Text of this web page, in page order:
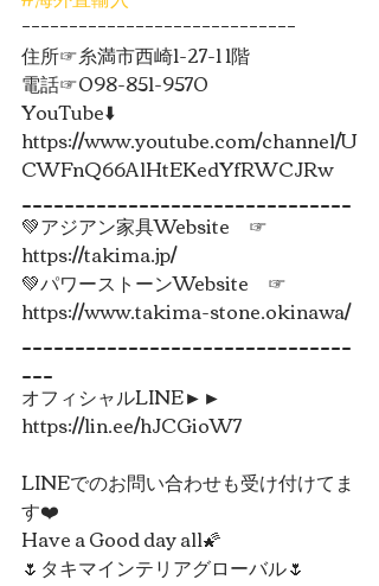
ｰｰｰｰｰｰｰｰｰｰｰｰｰｰｰｰｰｰｰｰｰｰｰｰｰｰｰｰｰ
住所☞糸満市西崎1-27-1 1階
電話☞098-851-9570
YouTube⬇️
https://www.youtube.com/channel/U
CWFnQ66AlHtEKedYfRWCJRw
_______________________________
💚アジアン家具Website　☞
https://takima.jp/
💚パワーストーンWebsite　☞
https://www.takima-stone.okinawa/
_______________________________
___
オフィシャルLINE►►
https://lin.ee/hJCGioW7
LINEでのお問い合わせも受け付けてま
す❤️
Have a Good day all🌠
🌷タキマインテリアグローバル🌷